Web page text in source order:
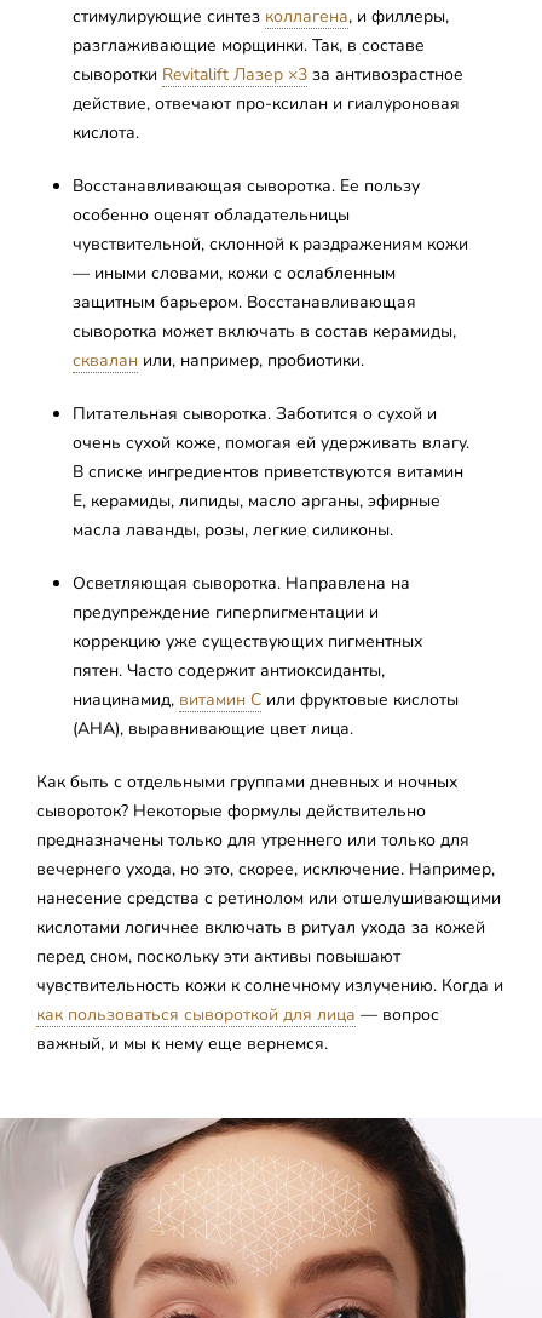
стимулирующие синтез коллагена, и филлеры,
разглаживающие морщинки. Так, в составе
сыворотки Revitalift Лазер ×3 за антивозрастное
действие, отвечают про-ксилан и гиалуроновая
кислота.
Восстанавливающая сыворотка. Ее пользу
особенно оценят обладательницы
чувствительной, склонной к раздражениям кожи
— иными словами, кожи с ослабленным
защитным барьером. Восстанавливающая
сыворотка может включать в состав керамиды,
сквалан или, например, пробиотики.
Питательная сыворотка. Заботится о сухой и
очень сухой коже, помогая ей удерживать влагу.
В списке ингредиентов приветствуются витамин
Е, керамиды, липиды, масло арганы, эфирные
масла лаванды, розы, легкие силиконы.
Осветляющая сыворотка. Направлена на
предупреждение гиперпигментации и
коррекцию уже существующих пигментных
пятен. Часто содержит антиоксиданты,
ниацинамид, витамин С или фруктовые кислоты
(AHA), выравнивающие цвет лица.
Как быть с отдельными группами дневных и ночных
сывороток? Некоторые формулы действительно
предназначены только для утреннего или только для
вечернего ухода, но это, скорее, исключение. Например,
нанесение средства с ретинолом или отшелушивающими
кислотами логичнее включать в ритуал ухода за кожей
перед сном, поскольку эти активы повышают
чувствительность кожи к солнечному излучению. Когда и
как пользоваться сывороткой для лица — вопрос
важный, и мы к нему еще вернемся.